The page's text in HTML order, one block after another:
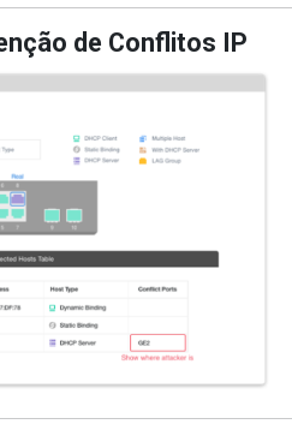
de Conflitos IP